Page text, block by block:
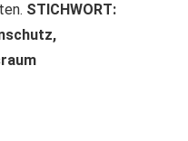
STICHWORT: